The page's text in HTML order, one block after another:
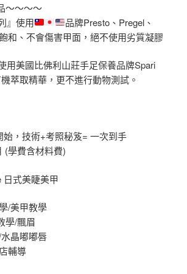
～～～～
』使用
品牌Presto、Pregel、
和、不會傷害甲面，絕不使用劣質凝膠
用美國比佛利山莊手足保養品牌Spari
萃取精華，更不進行動物測試。
始，技術+考照秘笈= 一次到手
(學費含材料費)
日式美睫美甲
/美甲教學
學/飄眉
晶嘟嘟唇
輔導